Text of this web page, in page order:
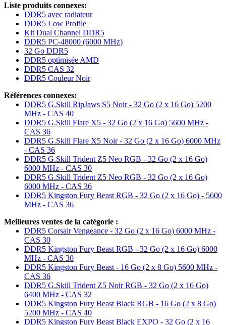
Liste produits connexes:
DDR5 avec radiateur
DDR5 Low Profile
Kit Dual Channel DDR5
DDR5 PC-48000 (6000 MHz)
32 Go DDR5
DDR5 optimisée AMD
DDR5 CAS 32
DDR5 Couleur Noir
Références connexes:
DDR5 G.Skill RipJaws S5 Noir - 32 Go (2 x 16 Go) 5200
MHz - CAS 40
DDR5 G.Skill Flare X5 - 32 Go (2 x 16 Go) 5600 MHz -
CAS 36
DDR5 G.Skill Flare X5 Noir - 32 Go (2 x 16 Go) 6000 MHz
- CAS 36
DDR5 G.Skill Trident Z5 Neo RGB - 32 Go (2 x 16 Go)
6000 MHz - CAS 30
DDR5 G.Skill Trident Z5 Neo RGB - 32 Go (2 x 16 Go)
6000 MHz - CAS 36
DDR5 Kingston Fury Beast RGB - 32 Go (2 x 16 Go) - 5600
MHz - CAS 36
Meilleures ventes de la catégorie :
DDR5 Corsair Vengeance - 32 Go (2 x 16 Go) 6000 MHz -
CAS 30
DDR5 Kingston Fury Beast RGB - 32 Go (2 x 16 Go) 6000
MHz - CAS 30
DDR5 Kingston Fury Beast - 16 Go (2 x 8 Go) 5600 MHz -
CAS 36
DDR5 G.Skill Trident Z5 Noir RGB - 32 Go (2 x 16 Go)
6400 MHz - CAS 32
DDR5 Kingston Fury Beast Black RGB - 16 Go (2 x 8 Go)
5200 MHz - CAS 40
DDR5 Kingston Fury Beast Black EXPO - 32 Go (2 x 16